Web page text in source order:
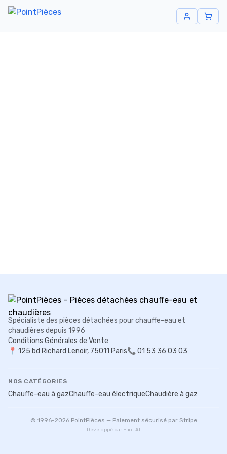
Spécialiste des pièces détachées pour chauffe-eau et
chaudières depuis 1996
Conditions Générales de Vente
📍 125 bd Richard Lenoir, 75011 Paris📞 01 53 36 03 03
NOS CATÉGORIES
Chauffe-eau à gazChauffe-eau électriqueChaudière à gaz
© 1996-2026PointPièces — Paiement sécurisé par Stripe
Développé par Eliot AI